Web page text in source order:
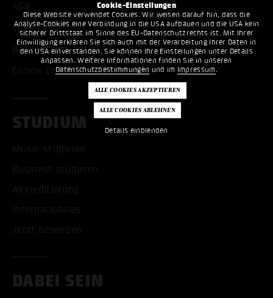
Cookie-Einstellungen
Diese Website verwendet Cookies. Wir weisen darauf hin, dass die
Analyse-Cookies eine Verbindung in die USA aufbauen und die USA kein
sicherer Drittstaat im Sinne des EU-Datenschutzrechts ist. Mit Ihrer
Einwilligung erklären Sie sich auch mit der Verarbeitung Ihrer Daten in
den USA einverstanden. Sie können Ihre Einstellungen unter Details
anpassen. Weitere Informationen finden Sie in unseren
Datenschutzbestimmungenund im Impressum .
Details einblenden
AGB
Impressum
Barrierearme Ansicht
Cookie Einstellungen bearbeiten
STUDIUM
Musik studieren
Business studieren
Akkreditierung
Internationales
Jetzt bewerben
DABEI SEIN